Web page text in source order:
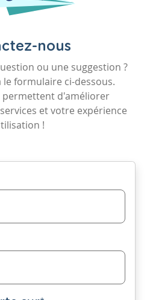
nous
ou une suggestion ?
le formulaire ci-dessous.
d'améliorer
et votre expérience
!